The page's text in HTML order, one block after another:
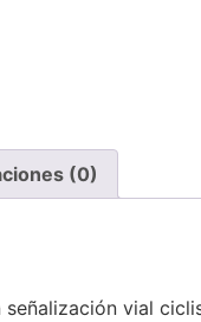
(0)
señalización vial